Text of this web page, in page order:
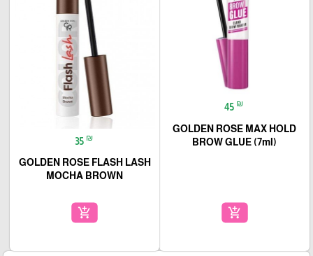
45 ₪
GOLDEN ROSE MAX HOLD
BROW GLUE (7ml)
add_shopping_cart
35 ₪
GOLDEN ROSE FLASH LASH
MOCHA BROWN
add_shopping_cart